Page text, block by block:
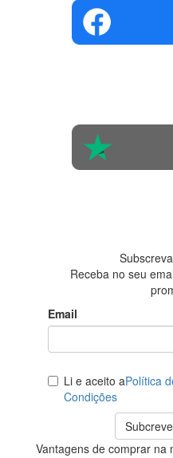
Receba no seu
Email
Li e aceito aPolítica
Condições
Vantagens de comprar na